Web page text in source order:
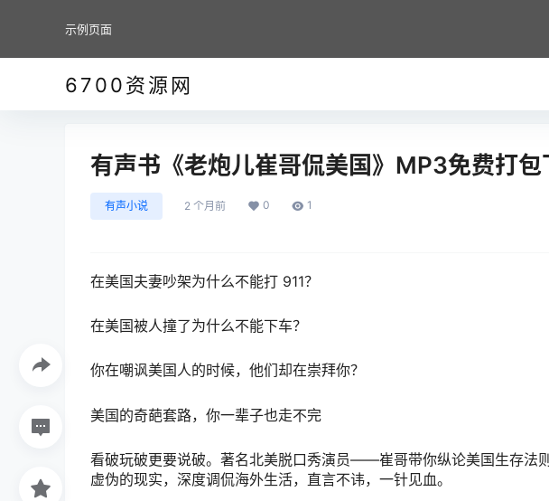
示例页面
6700资源网
有声书《老炮儿崔哥侃美国》MP3免费打包
有声小说 2 个月前 0 1
在美国夫妻吵架为什么不能打 911？
在美国被人撞了为什么不能下车？
你在嘲讽美国人的时候，他们却在崇拜你？
美国的奇葩套路，你一辈子也走不完
看破玩破更要说破。著名北美脱口秀演员——崔哥带你纵论美国生存法
虚伪的现实，深度调侃海外生活，直言不讳，一针见血。